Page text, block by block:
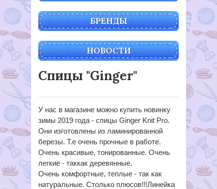
БРЕНДЫ
НОВОСТИ
Спицы "Ginger"
У нас в магазине можно купить новинку
зимы 2019 года - спицы Ginger Knit Pro.
Они изготовлены из ламинированной
березы. Т.е очень прочные в работе.
Очень красивые, тонированные. Очень
легкие - таккак деревянные.
Очень комфортные, теплые - так как
натуральные. Столько плюсов!!!Линейка